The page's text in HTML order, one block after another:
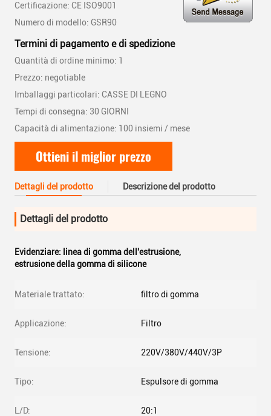
Certificazione: CE ISO9001
Numero di modello: GSR90
Termini di pagamento e di spedizione
Quantità di ordine minimo: 1
Prezzo: negotiable
Imballaggi particolari: CASSE DI LEGNO
Tempi di consegna: 30 GIORNI
Capacità di alimentazione: 100 insiemi / mese
Ottieni il miglior prezzo
Dettagli del prodotto Descrizione del prodotto
Dettagli del prodotto
Evidenziare: linea di gomma dell'estrusione,
estrusione della gomma di silicone
Materiale trattato: filtro di gomma
Applicazione: Filtro
Tensione: 220V/380V/440V/3P
Tipo: Espulsore di gomma
L/D: 20:1